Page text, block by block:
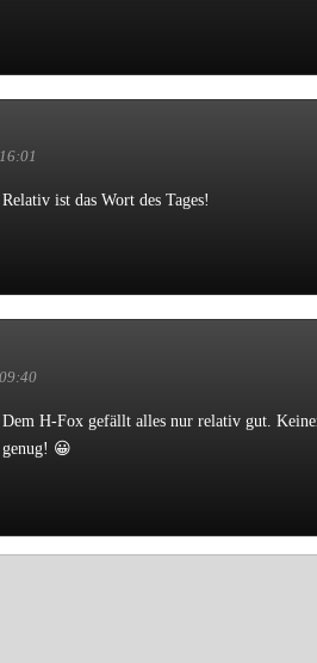
Relativ ist das Wort des Tages!
Dem H-Fox gefällt alles nur relativ gut.
genug! 😀